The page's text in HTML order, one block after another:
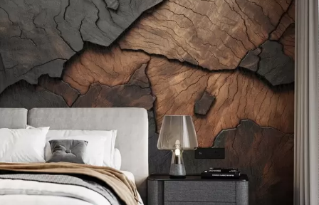
Доступни материјали
Standard
45.00 27.00€/m²
Premium
56.6734.00€/m²
Premium Vinil
65.0039.00€/m²